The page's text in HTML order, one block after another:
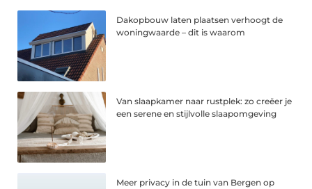
Dakopbouw laten plaatsen verhoogt de
woningwaarde – dit is waarom
Van slaapkamer naar rustplek: zo creëer je
een serene en stijlvolle slaapomgeving
Meer privacy in de tuin van Bergen op